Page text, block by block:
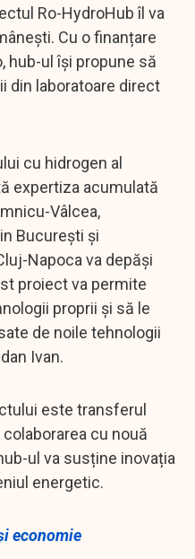
Ro-HydroHub îl va
Cu o finanțare
hub-ul își propune să
din laboratoare direct
cu hidrogen al
expertiza acumulată
Vâlcea,
București și
Napoca va depăși
proiect va permite
proprii și să le
de noile tehnologii
Ivan.
este transferul
cu nouă
ul va susține inovația
energetic.
economie